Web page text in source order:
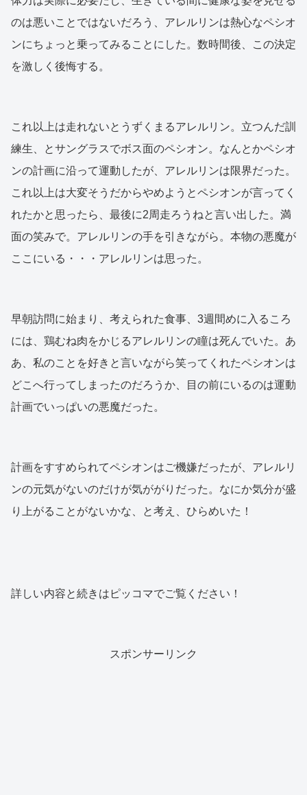
のは悪いことではないだろう、アレルリンは熱心なペシオ
ンにちょっと乗ってみることにした。数時間後、この決定
を激しく後悔する。
これ以上は走れないとうずくまるアレルリン。立つんだ訓
練生、とサングラスでボス面のペシオン。なんとかペシオ
ンの計画に沿って運動したが、アレルリンは限界だった。
これ以上は大変そうだからやめようとペシオンが言ってく
れたかと思ったら、最後に2周走ろうねと言い出した。満
面の笑みで。アレルリンの手を引きながら。本物の悪魔が
ここにいる・・・アレルリンは思った。
早朝訪問に始まり、考えられた食事、3週間めに入るころ
には、鶏むね肉をかじるアレルリンの瞳は死んでいた。あ
あ、私のことを好きと言いながら笑ってくれたペシオンは
どこへ行ってしまったのだろうか、目の前にいるのは運動
計画でいっぱいの悪魔だった。
計画をすすめられてペシオンはご機嫌だったが、アレルリ
ンの元気がないのだけが気ががりだった。なにか気分が盛
り上がることがないかな、と考え、ひらめいた！
詳しい内容と続きはピッコマでご覧ください！
スポンサーリンク